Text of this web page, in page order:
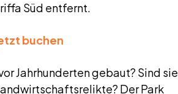
Süd entfernt.
buchen
Jahrhunderten gebaut? Sind sie
Der Park